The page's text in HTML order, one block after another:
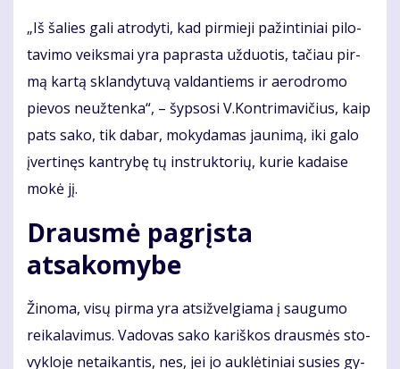
„Iš ša­lies ga­li at­ro­dy­ti, kad pir­mie­ji pa­žin­ti­niai pi­lo­
ta­vi­mo veiks­mai yra pa­pras­ta už­duo­tis, ta­čiau pir­
mą kar­tą sklan­dy­tu­vą val­dan­tiems ir ae­ro­dro­mo
pie­vos ne­už­ten­ka“, – šyp­so­si V.Kon­tri­ma­vi­čius, kaip
pats sa­ko, tik da­bar, mo­ky­da­mas jau­ni­mą, iki ga­lo
įver­ti­nęs kan­try­bę tų in­struk­to­rių, ku­rie ka­dai­se
mo­kė jį.
Drausmė pagrįsta
atsakomybe
Ži­no­ma, vi­sų pir­ma yra at­si­žvel­gia­ma į sau­gu­mo
rei­ka­la­vi­mus. Va­do­vas sa­ko ka­riš­kos draus­mės sto­
vyk­lo­je ne­tai­kan­tis, nes, jei jo auk­lė­ti­niai su­si­es gy­